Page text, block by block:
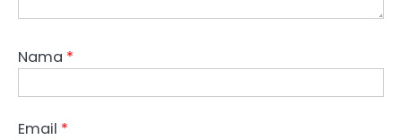
Nama *
Email *